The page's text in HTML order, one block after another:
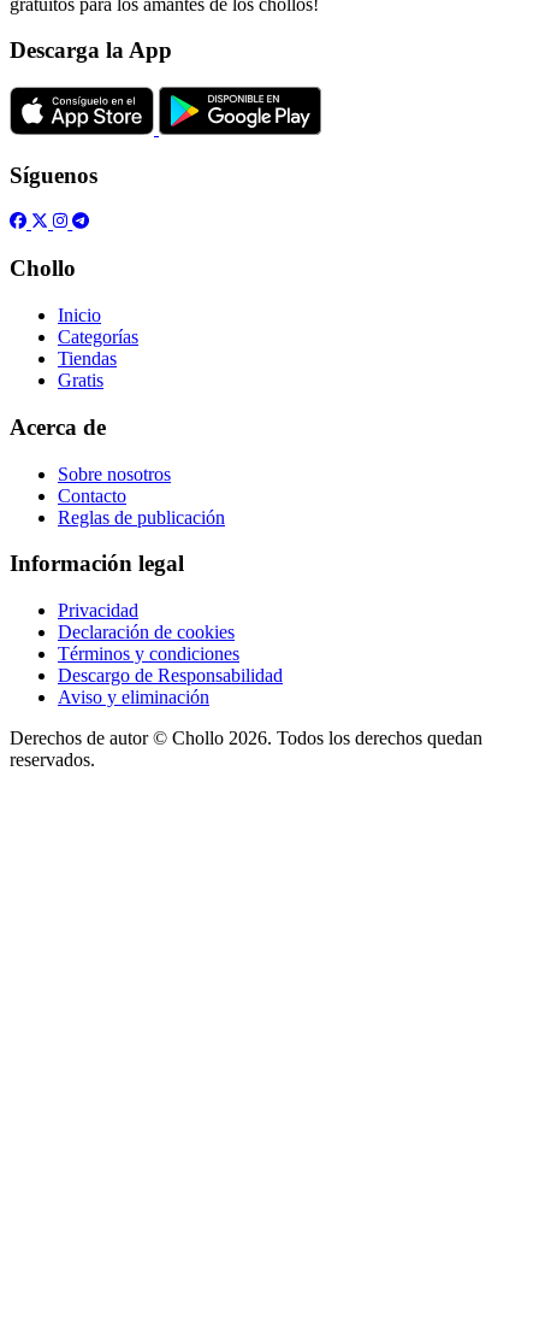
Descarga la App
Síguenos
Chollo
Inicio
Categorías
Tiendas
Gratis
Acerca de
Sobre nosotros
Contacto
Reglas de publicación
Información legal
Privacidad
Declaración de cookies
Términos y condiciones
Descargo de Responsabilidad
Aviso y eliminación
Derechos de autor © Chollo 2026. Todos los derechos quedan
reservados.